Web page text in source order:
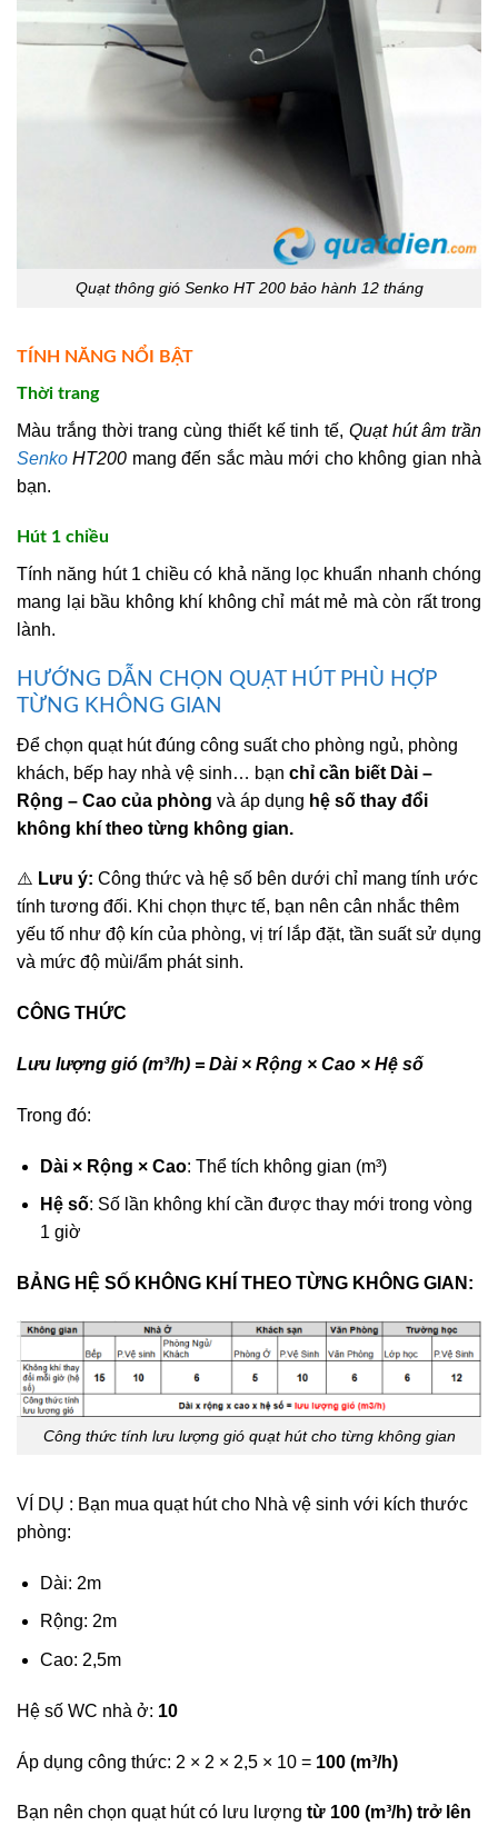
Quạt thông gió Senko HT 200 bảo hành 12 tháng
TÍNH NĂNG NỔI BẬT
Thời trang
Màu trắng thời trang cùng thiết kế tinh tế, Quạt hút âm trần
Senko HT200 mang đến sắc màu mới cho không gian nhà
bạn.
Hút 1 chiều
Tính năng hút 1 chiều có khả năng lọc khuẩn nhanh chóng
mang lại bầu không khí không chỉ mát mẻ mà còn rất trong
lành.
HƯỚNG DẪN CHỌN QUẠT HÚT PHÙ HỢP
TỪNG KHÔNG GIAN
Để chọn quạt hút đúng công suất cho phòng ngủ, phòng
khách, bếp hay nhà vệ sinh… bạn chỉ cần biết Dài –
Rộng – Cao của phòng và áp dụng hệ số thay đổi
không khí theo từng không gian.
⚠️ Lưu ý: Công thức và hệ số bên dưới chỉ mang tính ước
tính tương đối. Khi chọn thực tế, bạn nên cân nhắc thêm
yếu tố như độ kín của phòng, vị trí lắp đặt, tần suất sử dụng
và mức độ mùi/ẩm phát sinh.
CÔNG THỨC
Lưu lượng gió (m³/h) = Dài × Rộng × Cao × Hệ số
Trong đó:
Dài × Rộng × Cao: Thể tích không gian (m³)
Hệ số: Số lần không khí cần được thay mới trong vòng
1 giờ
BẢNG HỆ SỐ KHÔNG KHÍ THEO TỪNG KHÔNG GIAN:
Công thức tính lưu lượng gió quạt hút cho từng không gian
VÍ DỤ : Bạn mua quạt hút cho Nhà vệ sinh với kích thước
phòng:
Dài: 2m
Rộng: 2m
Cao: 2,5m
Hệ số WC nhà ở: 10
Áp dụng công thức: 2 × 2 × 2,5 × 10 = 100 (m³/h)
Bạn nên chọn quạt hút có lưu lượng từ 100 (m³/h) trở lên